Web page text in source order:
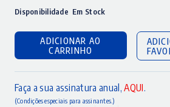
preço
original
era:
10,50 €.
preço
atual
é:
9,45 €.
Disponibilidade Em Stock
ADICIONAR AO
CARRINHO
Faça a sua assinatura anual,AQUI.
(Condições especiais para assinantes.)